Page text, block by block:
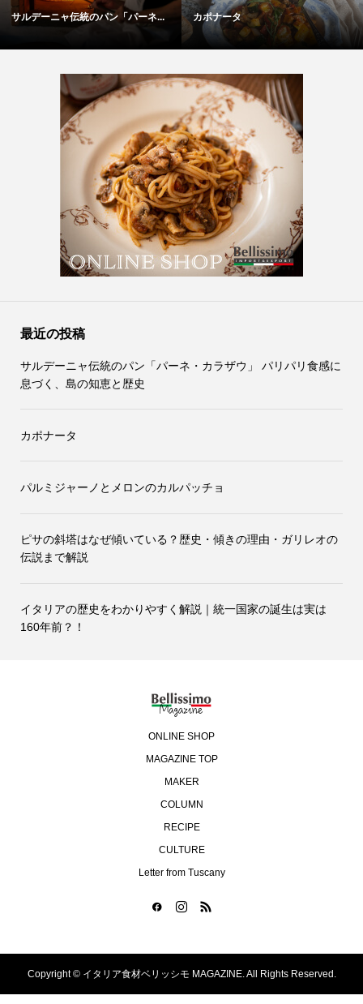
サルデーニャ伝統のパン「パーネ... カポナータ
最近の投稿
サルデーニャ伝統のパン「パーネ・カラザウ」 パリパリ食感に
息づく、島の知恵と歴史
カポナータ
パルミジャーノとメロンのカルパッチョ
ピサの斜塔はなぜ傾いている？歴史・傾きの理由・ガリレオの
伝説まで解説
イタリアの歴史をわかりやすく解説｜統一国家の誕生は実は
160年前？！
ONLINE SHOP
MAGAZINE TOP
MAKER
COLUMN
RECIPE
CULTURE
Letter from Tuscany
Copyright ©イタリア食材ベリッシモ MAGAZINE. All Rights Reserved.